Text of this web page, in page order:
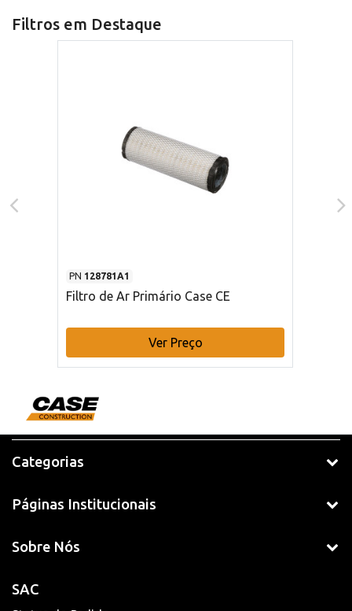
Filtros em Destaque
PN 128781A1
Filtro de Ar Primário Case CE
Ver Preço
Categorias
Páginas Institucionais
Sobre Nós
SAC